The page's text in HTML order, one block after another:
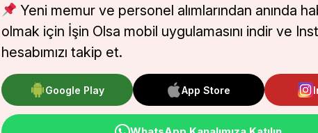
Yeni memur ve personel alımlarından anında
olmak için İşin Olsa mobil uygulamasını indir ve
hesabımızı takip et.
Google Play App Store